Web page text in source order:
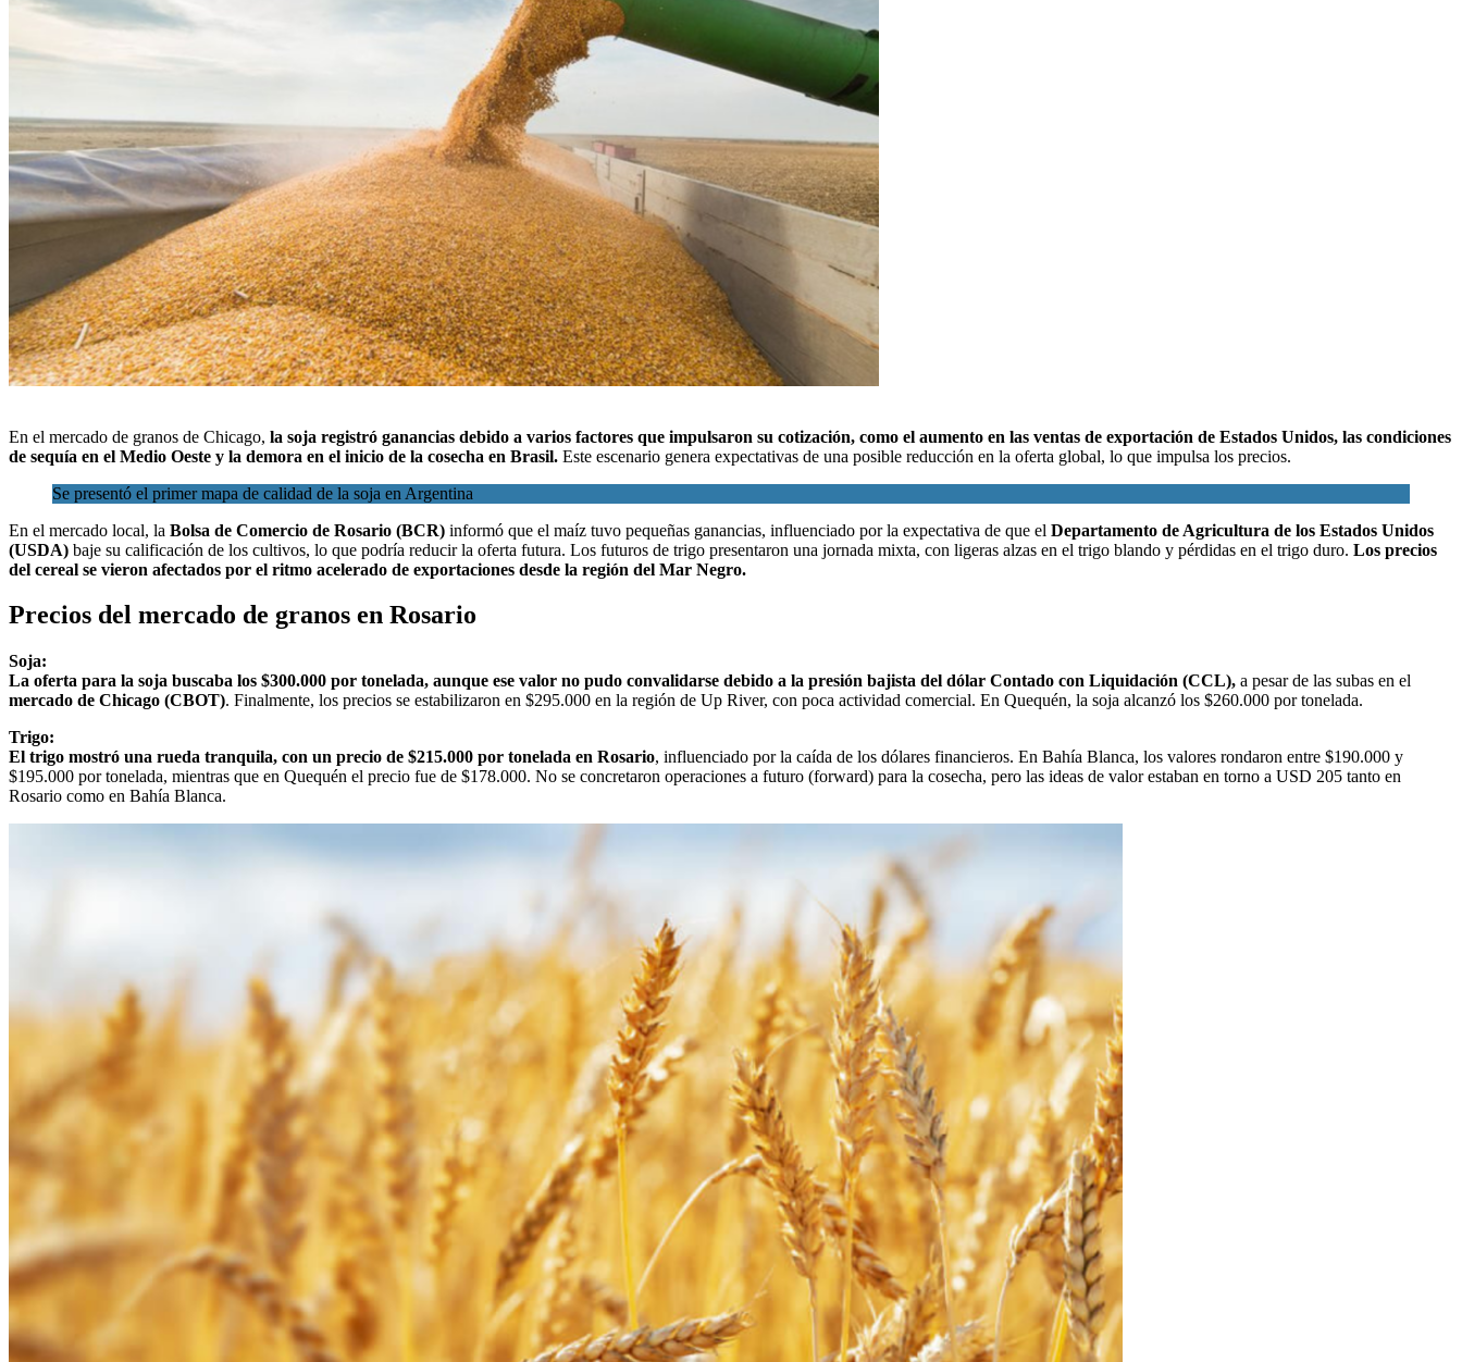
En el mercado de granos de Chicago, la soja registró ganancias debido a varios factores que impulsaron su cotización, como el aumento en las ventas de exportación de Estados Unidos, las condiciones
de sequía en el Medio Oeste y la demora en el inicio de la cosecha en Brasil. Este escenario genera expectativas de una posible reducción en la oferta global, lo que impulsa los precios.
Se presentó el primer mapa de calidad de la soja en Argentina
En el mercado local, la Bolsa de Comercio de Rosario (BCR) informó que el maíz tuvo pequeñas ganancias, influenciado por la expectativa de que el Departamento de Agricultura de los Estados Unidos
(USDA) baje su calificación de los cultivos, lo que podría reducir la oferta futura. Los futuros de trigo presentaron una jornada mixta, con ligeras alzas en el trigo blando y pérdidas en el trigo duro. Los precios
del cereal se vieron afectados por el ritmo acelerado de exportaciones desde la región del Mar Negro.
Precios del mercado de granos en Rosario
Soja:
La oferta para la soja buscaba los $300.000 por tonelada, aunque ese valor no pudo convalidarse debido a la presión bajista del dólar Contado con Liquidación (CCL), a pesar de las subas en el
mercado de Chicago (CBOT). Finalmente, los precios se estabilizaron en $295.000 en la región de Up River, con poca actividad comercial. En Quequén, la soja alcanzó los $260.000 por tonelada.
Trigo:
El trigo mostró una rueda tranquila, con un precio de $215.000 por tonelada en Rosario, influenciado por la caída de los dólares financieros. En Bahía Blanca, los valores rondaron entre $190.000 y
$195.000 por tonelada, mientras que en Quequén el precio fue de $178.000. No se concretaron operaciones a futuro (forward) para la cosecha, pero las ideas de valor estaban en torno a USD 205 tanto en
Rosario como en Bahía Blanca.